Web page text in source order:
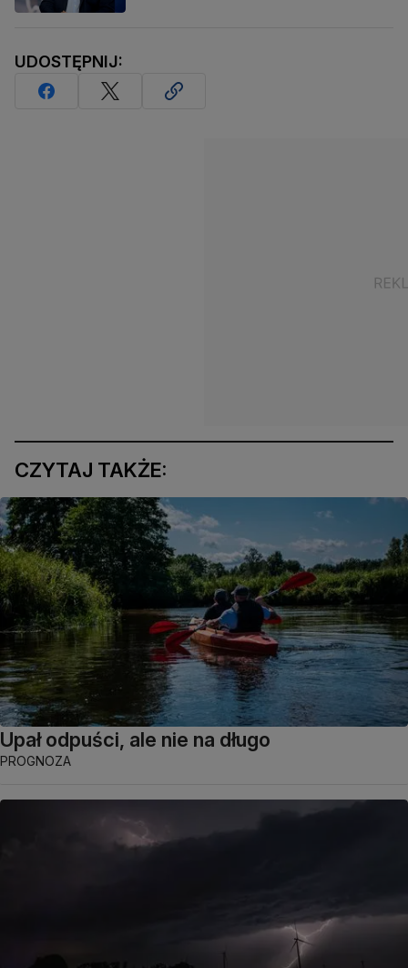
UDOSTĘPNIJ:
CZYTAJ TAKŻE:
Upał odpuści, ale nie na długo
PROGNOZA